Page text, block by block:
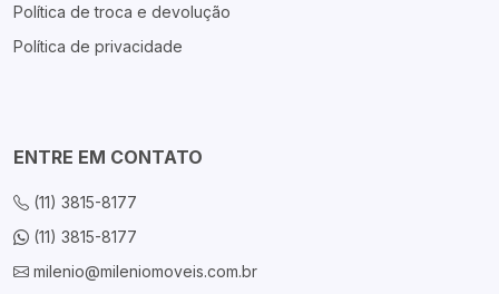
Política de troca e devolução
Política de privacidade
ENTRE EM CONTATO
(11) 3815-8177
(11) 3815-8177
milenio@mileniomoveis.com.br